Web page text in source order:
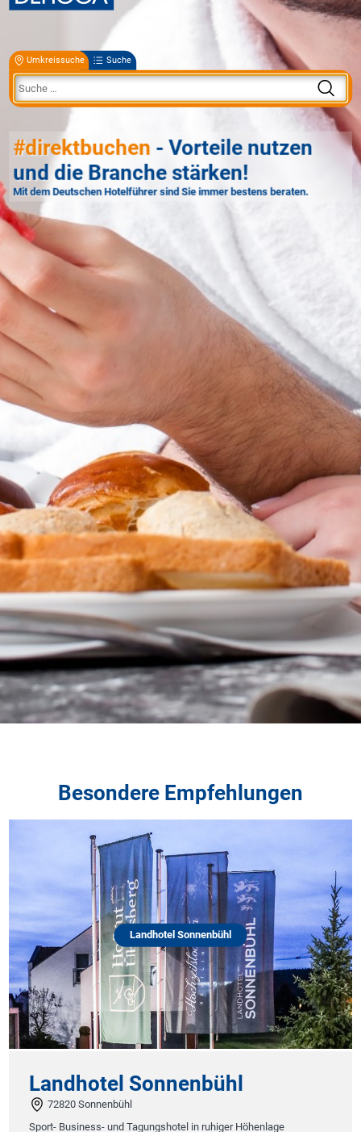
Umkreissuche Suche
#direktbuchen - Vorteile nutzen
und die Branche stärken!
Mit dem Deutschen Hotelführer sind Sie immer bestens beraten.
Besondere Empfehlungen
Landhotel Sonnenbühl
Landhotel Sonnenbühl
72820 Sonnenbühl
Sport- Business- und Tagungshotel in ruhiger Höhenlage